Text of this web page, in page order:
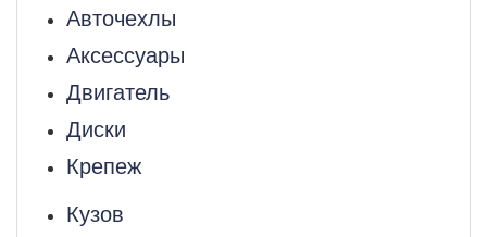
Авточехлы
Аксессуары
Двигатель
Диски
Крепеж
Кузов